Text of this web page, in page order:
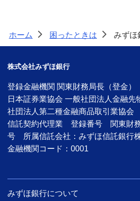
ホーム > 困ったときは > みずほ
株式会社みずほ銀行
登録金融機関 関東財務局長（登金
日本証券業協会 一般社団法人金融
社団法人第二種金融商品取引業協会
信託契約代理業 登録番号 関東財
号 所属信託会社：みずほ信託銀行
金融機関コード：0001
みずほ銀行について